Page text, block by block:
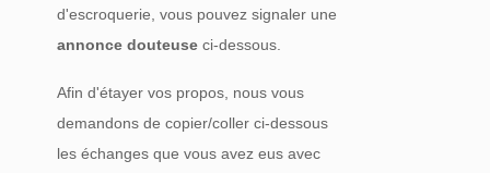
d'escroquerie, vous pouvez signaler une
annonce douteuse ci-dessous.
Afin d'étayer vos propos, nous vous
demandons de copier/coller ci-dessous
les échanges que vous avez eus avec